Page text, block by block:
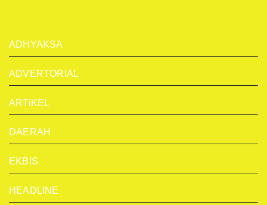
ADHYAKSA
ADVERTORIAL
ARTiKEL
DAERAH
EKBIS
HEADLINE